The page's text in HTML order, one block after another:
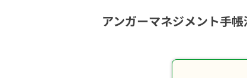
アンガーマネジメント手